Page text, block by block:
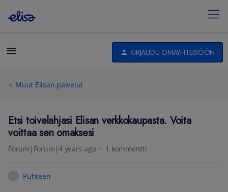
KIRJAUDU OMAYHTEISÖÖN
Muut Elisan palvelut
Etsi toivelahjasi Elisan verkkokaupasta. Voita
voittaa sen omaksesi
Forum|Forum|4 years ago 1 kommentti
Puhteeri